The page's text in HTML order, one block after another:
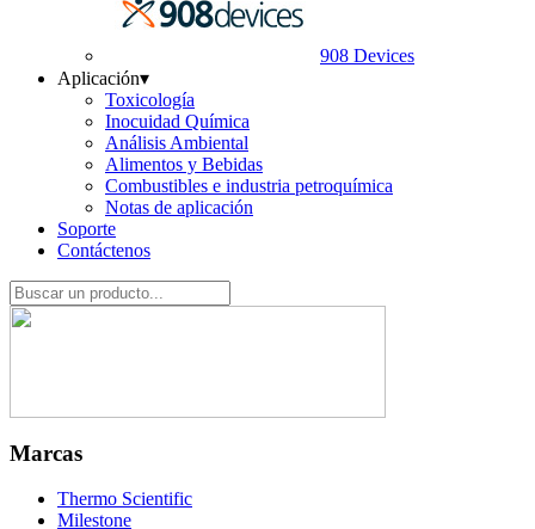
908 Devices
Aplicación▾
Toxicología
Inocuidad Química
Análisis Ambiental
Alimentos y Bebidas
Combustibles e industria petroquímica
Notas de aplicación
Soporte
Contáctenos
Marcas
Thermo Scientific
Milestone